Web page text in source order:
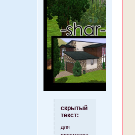
скрытый
текст:
для